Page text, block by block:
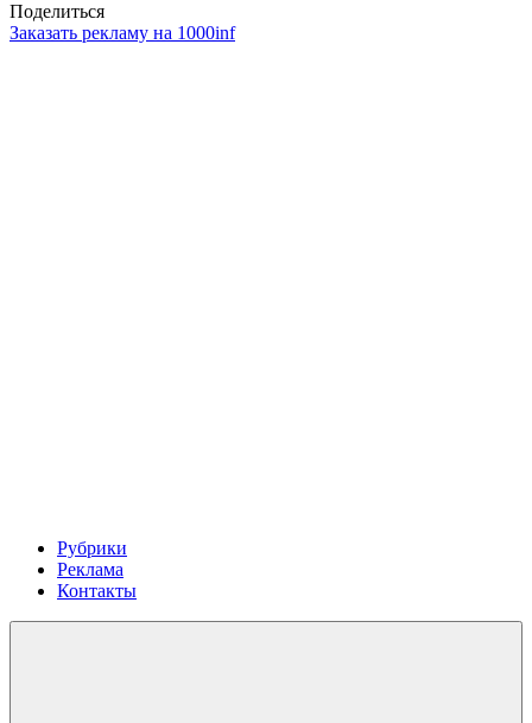
Поделиться
Заказать рекламу на 1000inf
Рубрики
Реклама
Контакты